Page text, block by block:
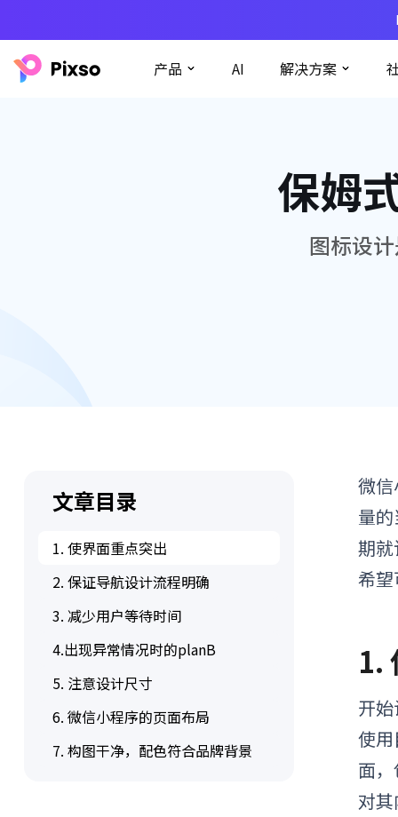
产品 AI 解决方案
保姆
图标设
微
量
期
希
1.
开
使
面
对
文章目录
1. 使界面重点突出
2. 保证导航设计流程明确
3. 减少用户等待时间
4.出现异常情况时的planB
5. 注意设计尺寸
6. 微信小程序的页面布局
7. 构图干净，配色符合品牌背景